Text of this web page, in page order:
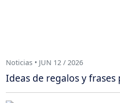
Noticias • JUN 12 / 2026
Ideas de regalos y frases